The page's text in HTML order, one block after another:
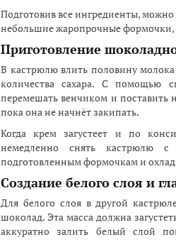
Подготовив все ингредиенты,
небольшие жаропрочные формочки,
Приготовление
В кастрюлю влить половину
количества сахара. С помощью
перемешать венчиком и поставить
пока она не начнёт закипать.
Когда крем загустеет и по
немедленно снять кастрюлю
подготовленным формочкам и
Создание белого слоя и
Для белого слоя в другой
шоколад. Эта масса должна
аккуратно залить белый слой